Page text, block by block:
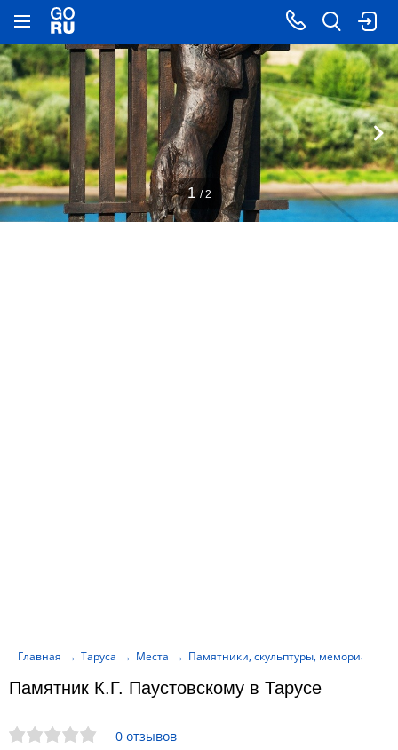
0 отзывов
Памятник К.Г. Паустовскому в Тарусе
Главная Таруса Места Памятники, скульптуры, мемориалы
1 / 2